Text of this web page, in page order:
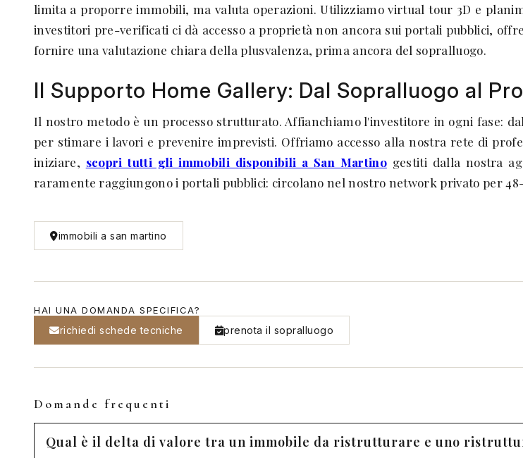
limita a proporre immobili, ma valuta operazioni. Utilizziamo virtual tour 3D e
investitori pre-verificati ci dà accesso a proprietà non ancora sui portali pubblici,
fornire una valutazione chiara della plusvalenza, prima ancora del sopralluogo.
Il Supporto Home Gallery: Dal Sopralluogo al
Il nostro metodo è un processo strutturato. Affianchiamo l'investitore in ogni fase:
per stimare i lavori e prevenire imprevisti. Offriamo accesso alla nostra rete di
iniziare, scopri tutti gli immobili disponibili a San Martinogestiti dalla nostra
raramente raggiungono i portali pubblici: circolano nel nostro network privato per
immobili a san martino
HAI UNA DOMANDA SPECIFICA?
richiedi schede tecniche prenota il sopralluogo
Domande frequenti
Qual è il delta di valore tra un immobile da ristrutturare e uno